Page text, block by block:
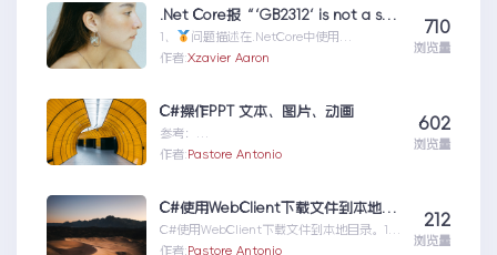
.Net Core报“‘GB2312‘ is not a supported encoding name. For information on defining a custom encod”的错误
1、
问题描述在.NetCore中使用
Encoding.GetEncoding(“G....NetCore报
cod”的错误
作者:Xzavier Aaron
710
浏览量
C#操作PPT 文本、图片、动画
参考：
https://blog.csdn.net/badaaasss/articl
作者:Pastore Antonio
602
浏览量
C#使用WebClient下载文件到本地目录
C#使用WebClient下载文件到本地目录。1、
配置本地目录路径<appSettings...C#使用
作者:Pastore Antonio
212
浏览量